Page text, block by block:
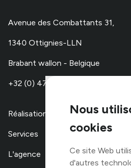
Nous
cookies
Ce site Web
d'autres
Avenue des Combattants 31,
1340 Ottignies-LLN
Brabant wallon - Belgique
+32 (0) 479 67 48 00
Réalisations
Services
L'agence